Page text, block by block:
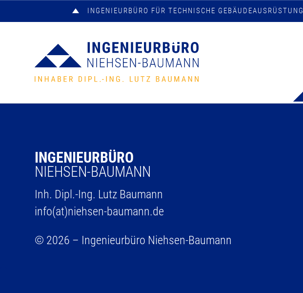
INGENIEURBÜRO FÜR TECHNISCHE GEBÄUDEAUSRÜSTUNG
INGENIEURBÜRO
NIEHSEN-BAUMANN
Inh. Dipl.-Ing. Lutz Baumann
info(at)niehsen-baumann.de
© 2026 – Ingenieurbüro Niehsen-Baumann